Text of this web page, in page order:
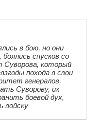
в бою, но они
спусков со
Суворова, который
похода в свои
генералов,
Суворову, их
боевой дух,
войску